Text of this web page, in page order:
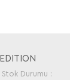
Stok Durumu :